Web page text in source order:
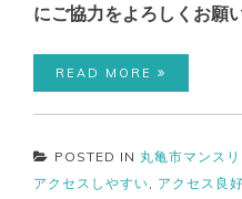
にご協力をよろしくお願
READ MORE
POSTED IN 丸亀市マンスリ
アクセスしやすい
アクセス良好